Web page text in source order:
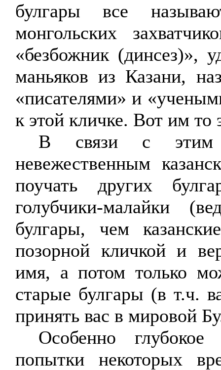
булгары все
монгольских
«безбожник (динсез)»,
маньяков из Казани,
«писателями» и
к этой кличке. Вот им
В связи с этим
невежественным
поучать других
голубчики-малайки
булгары, чем
позорной кличкой и
имя, а потом только
старые булгары (в т.ч.
принять вас в мировой
Особенно
попытки некоторых